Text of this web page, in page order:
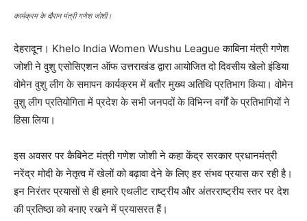
कार्यक्रम के दौरान मंत्री गणेश जोशी।
देहरादून। Khelo India Women Wushu League काबिना मंत्री गणेश
जोशी ने वुशु एसोसिएशन ऑफ उत्तराखंड द्वारा आयोजित दो दिवसीय खेलो इंडिया
वोमेन वुशु लीग के समापन कार्यक्रम में बतौर मुख्य अतिथि प्रतिभाग किया। वोमेन
वुशु लीग प्रतियोगिता में प्रदेश के सभी जनपदों के विभिन्न वर्गों के प्रतिभागियों ने
हिसा लिया।
इस अवसर पर कैबिनेट मंत्री गणेश जोशी ने कहा केंद्र सरकार प्रधानमंत्री
नरेंद्र मोदी के नेतृत्व में खेलों को बढ़ावा देने के लिए हर संभव प्रयास कर रही है।
इन निरंतर प्रयासों से ही हमारे एथलीट राष्ट्रीय और अंतरराष्ट्रीय स्तर पर देश
की प्रतिष्ठा को बनाए रखने में प्रयासरत हैं।